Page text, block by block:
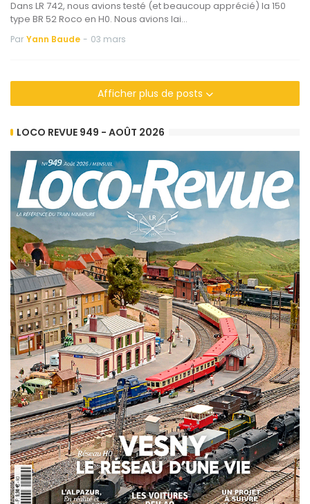
Dans LR 742, nous avions testé (et beaucoup apprécié) la 150
type BR 52 Roco en H0. Nous avions lai…
Par Yann Baude - 03 mars
Afficher plus de posts
LOCO REVUE 949 - AOÛT 2026